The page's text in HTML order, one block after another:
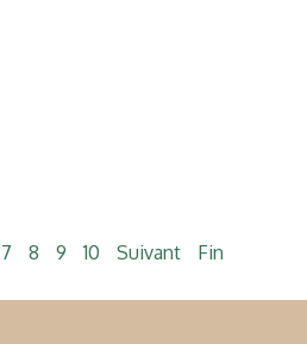
7 8 9 10 Suivant Fin